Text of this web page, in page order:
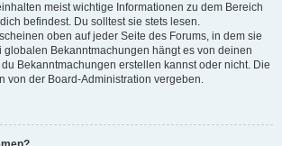
meist wichtige Informationen zu dem Bereich
befindest. Du solltest sie stets lesen.
oben auf jeder Seite des Forums, in dem sie
globalen Bekanntmachungen hängt es von deinen
Bekanntmachungen erstellen kannst oder nicht. Die
von der Board-Administration vergeben.